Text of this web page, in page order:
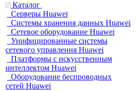
Каталог
Серверы Huawei
Системы хранения данных Huawei
Сетевое оборудование Huawei
Унифицированные системы
сетевого управления Huawei
Платформы с искусственным
интеллектом Huawei
Оборудование беспроводных
сетей Huawei